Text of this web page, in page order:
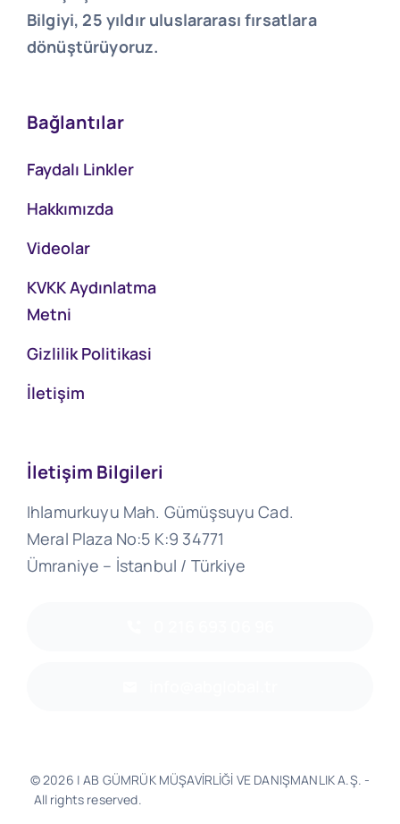
Bilgiyi, 25 yıldır uluslararası fırsatlara
dönüştürüyoruz.
Bağlantılar
Faydalı Linkler
Hakkımızda
Videolar
KVKK Aydınlatma
Metni
Gizlilik Politikasi
İletişim
İletişim Bilgileri
Ihlamurkuyu Mah. Gümüşsuyu Cad.
Meral Plaza No:5 K:9 34771
Ümraniye – İstanbul / Türkiye
© 2026 | AB GÜMRÜK MÜŞAVİRLİĞİ VE DANIŞMANLIK A.Ş. -
All rights reserved.